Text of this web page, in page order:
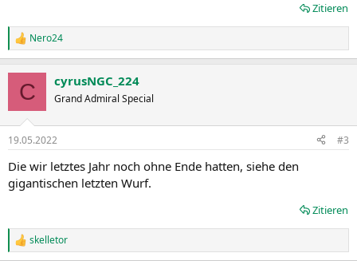
Zitieren
R
e
e
:
Nero24
C cyrusNGC_224
Grand Admiral Special
19.05.2022 #3
Die wir letztes Jahr noch ohne Ende hatten, siehe den
gigantischen letzten Wurf.
Zitieren
R
e
skelletor